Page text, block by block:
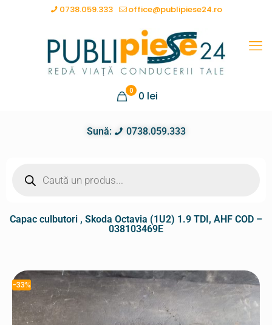
0738.059.333 office@publipiese24.ro
0 0 lei
Sună: 0738.059.333
Capac culbutori , Skoda Octavia (1U2) 1.9 TDI, AHF COD –
038103469E
-33%